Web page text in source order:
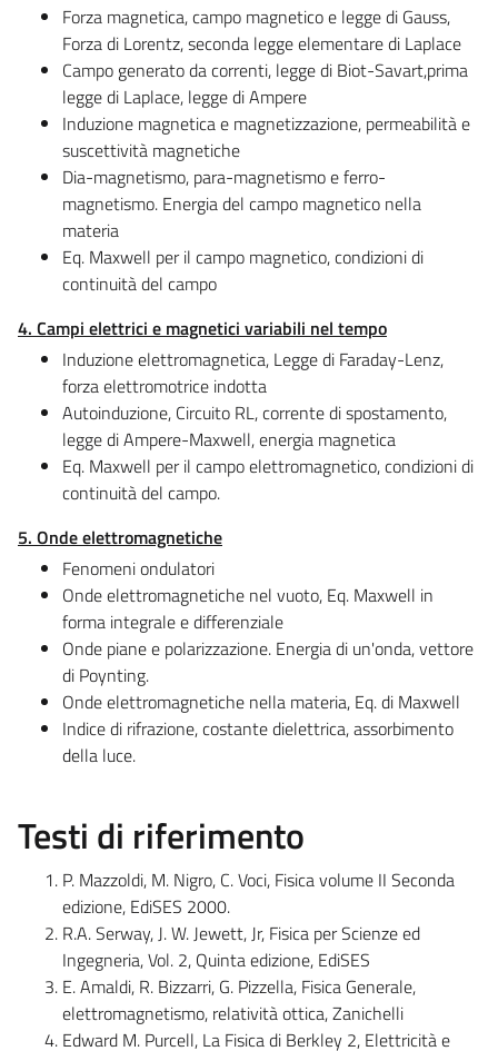
Forza magnetica, campo magnetico e legge di Gauss,
Forza di Lorentz, seconda legge elementare di Laplace
Campo generato da correnti, legge di Biot-Savart,prima
legge di Laplace, legge di Ampere
Induzione magnetica e magnetizzazione, permeabilità e
suscettività magnetiche
Dia-magnetismo, para-magnetismo e ferro-
magnetismo. Energia del campo magnetico nella
materia
Eq. Maxwell per il campo magnetico, condizioni di
continuità del campo
4. Campi elettrici e magnetici variabili nel tempo
Induzione elettromagnetica, Legge di Faraday-Lenz,
forza elettromotrice indotta
Autoinduzione, Circuito RL, corrente di spostamento,
legge di Ampere-Maxwell, energia magnetica
Eq. Maxwell per il campo elettromagnetico, condizioni di
continuità del campo.
5. Onde elettromagnetiche
Fenomeni ondulatori
Onde elettromagnetiche nel vuoto, Eq. Maxwell in
forma integrale e differenziale
Onde piane e polarizzazione. Energia di un'onda, vettore
di Poynting.
Onde elettromagnetiche nella materia, Eq. di Maxwell
Indice di rifrazione, costante dielettrica, assorbimento
della luce.
Testi di riferimento
P. Mazzoldi, M. Nigro, C. Voci, Fisica volume II Seconda
edizione, EdiSES 2000.
R.A. Serway, J. W. Jewett, Jr, Fisica per Scienze ed
Ingegneria, Vol. 2, Quinta edizione, EdiSES
E. Amaldi, R. Bizzarri, G. Pizzella, Fisica Generale,
elettromagnetismo, relatività ottica, Zanichelli
Edward M. Purcell, La Fisica di Berkley 2, Elettricità e